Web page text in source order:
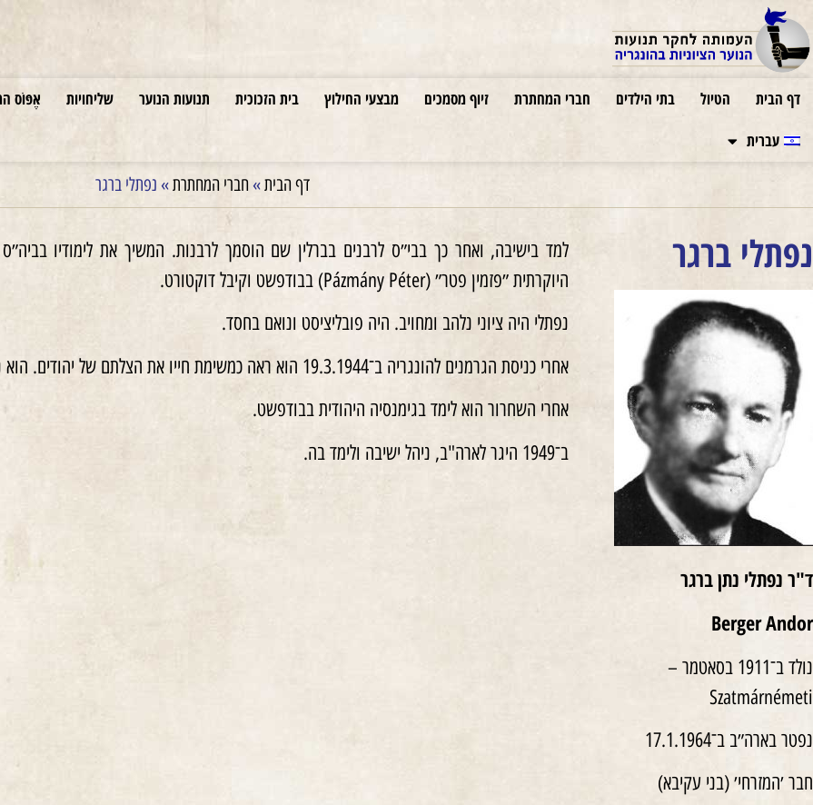
דף הבית הטיול בתי הילדים חברי המחתרת זיוף מסמכים מבצעי החילוץ בית הזכוכית תנועות הנוער שליחויות אֶפּוֹס
עברית
דף הבית»חברי המחתרת» נפתלי ברגר
נפתלי ברגר
ד"ר נפתלי נתן ברגר
Berger Andor
נולד ב־1911 בסאטמר –
Szatmárnémeti
נפטר בארה״ב ב־17.1.1964
חבר ׳המזרחי׳ (בני עקיבא)
למד בישיבה, ואחר כך בבי״ס לרבנים בברלין שם הוסמך לרבנות. המשיך את לימודיו
היוקרתית ״פזמין פטר״ (Pázmány Péter) בבודפשט וקיבל דוקטורט.
נפתלי היה ציוני נלהב ומחויב. היה פובליציסט ונואם בחסד.
אחרי כניסת הגרמנים להונגריה ב־19.3.1944 הוא ראה כמשימת חייו את הצלתם של יהודים. הוא נתפס ועונה באכזריות, דבר שהשפיע עליו עד סוף ימיו.
אחרי השחרור הוא לימד בגימנסיה היהודית בבודפשט.
ב־1949 היגר לארה"ב, ניהל ישיבה ולימד בה.